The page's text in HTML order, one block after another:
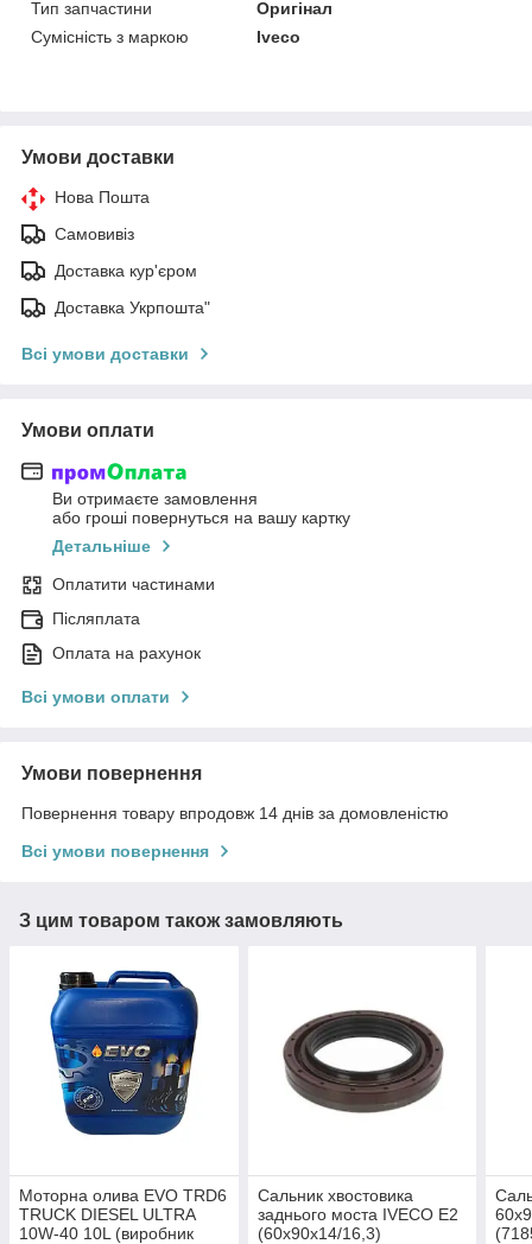
Тип запчастини
Оригінал
Сумісність з маркою
Iveco
Умови доставки
Нова Пошта
Самовивіз
Доставка кур'єром
Доставка Укрпошта"
Всі умови доставки
Умови оплати
Ви отримаєте замовлення
або гроші повернуться на вашу картку
Детальніше
Оплатити частинами
Післяплата
Оплата на рахунок
Всі умови оплати
Умови повернення
Повернення товару впродовж 14 днів за домовленістю
Всі умови повернення
З цим товаром також замовляють
Моторна олива EVO TRD6
TRUCK DIESEL ULTRA
10W-40 10L (виробник
Сальник хвостовика
заднього моста IVECO Е2
(60х90х14/16,3)